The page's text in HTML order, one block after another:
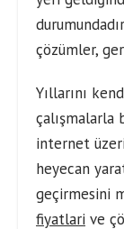
çözümler,
Yıllarını
internet
heyecan
geçirmesini
fiyatlari ve